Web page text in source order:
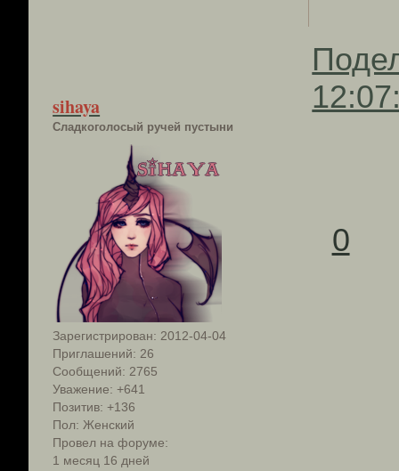
sihaya
Сладкоголосый ручей пустыни
Зарегистрирован: 2012-04-04
Приглашений: 26
Сообщений: 2765
Уважение: +641
Позитив: +136
Пол: Женский
Провел на форуме:
1 месяц 16 дней
0